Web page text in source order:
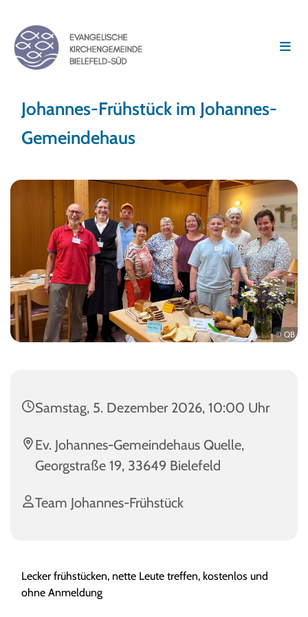
Johannes-Frühstück im Johannes-
Gemeindehaus
© QB
Samstag, 5. Dezember 2026, 10:00 Uhr
Ev. Johannes-Gemeindehaus Quelle,
Georgstraße 19, 33649 Bielefeld
Team Johannes-Frühstück
Lecker frühstücken, nette Leute treffen, kostenlos und
ohne Anmeldung